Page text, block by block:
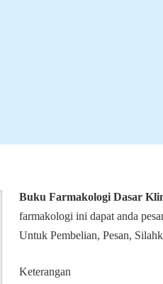
Buku Farmakologi Dasar
farmakologi ini dapat anda
Untuk Pembelian, Pesan,
Keterangan